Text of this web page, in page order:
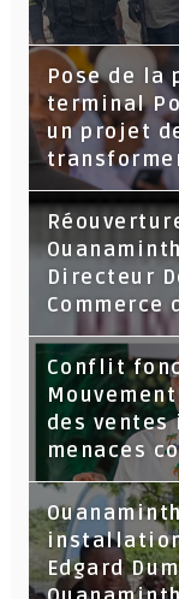
Pose de la
terminal
un projet
Directeur
Commerce
Conflit
des
menaces
Edgard